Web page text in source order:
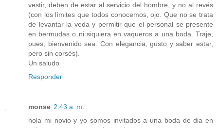
vestir, deben de estar al servicio del hombre, y no al revés
(con los límites que todos conocemos, ojo. Que no se trata
de levantar la veda y permitir que el personal se presente
en bermudas o ni siquiera en vaqueros a una boda. Traje,
pues, bienvenido sea. Con elegancia, gusto y saber estar,
pero sin corsés).
Un saludo
Responder
monse 2:43 a. m.
hola mi novio y yo somos invitados a una boda de dia en